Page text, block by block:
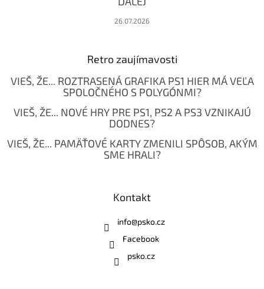
26.07.2026
Retro zaujímavosti
VIEŠ, ŽE... ROZTRASENÁ GRAFIKA PS1 HIER MÁ VEĽA
SPOLOČNÉHO S POLYGÓNMI?
VIEŠ, ŽE... NOVÉ HRY PRE PS1, PS2 A PS3 VZNIKAJÚ
DODNES?
VIEŠ, ŽE... PAMÄŤOVÉ KARTY ZMENILI SPÔSOB, AKÝM
SME HRALI?
Kontakt
info@psko.cz
Facebook
psko.cz